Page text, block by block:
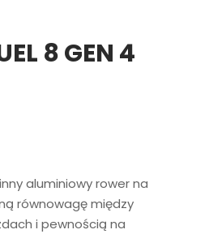
8 GEN 4
aluminiowy rower na
równowagę między
i pewnością na